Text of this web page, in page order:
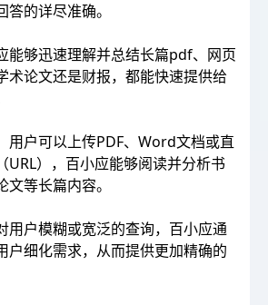
的详尽准确。
能够迅速理解并总结长篇pdf、网页
术论文还是财报，都能快速提供给
用户可以上传PDF、Word文档或直
URL），百小应能够阅读并分析书
等长篇内容。
用户模糊或宽泛的查询，百小应通
户细化需求，从而提供更加精确的